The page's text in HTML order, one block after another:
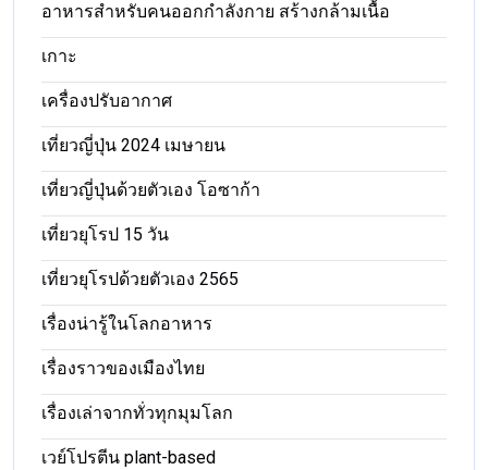
อาหารสําหรับคนออกกําลังกาย สร้างกล้ามเนื้อ
เกาะ
เครื่องปรับอากาศ
เที่ยวญี่ปุ่น 2024 เมษายน
เที่ยวญี่ปุ่นด้วยตัวเอง โอซาก้า
เที่ยวยุโรป 15 วัน
เที่ยวยุโรปด้วยตัวเอง 2565
เรื่องน่ารู้ในโลกอาหาร
เรื่องราวของเมืองไทย
เรื่องเล่าจากทั่วทุกมุมโลก
เวย์โปรตีน plant-based